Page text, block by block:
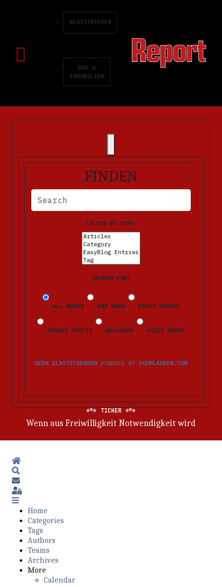
REGISTRIEREN
BAU &
IMMOBILIEN
FINDEN
BITTE FÜLLEN SIE DIE ERFORDERLICHEN FELDER AUS.
FILTER BY TYPE:
SEARCH FOR:
ALL WORDS ANY WORD EXACT PHRASE
PHRASE PREFIX WILDCARD FUZZY QUERY
GEEK ELASTICSEARCH POWERED BY JOOMLAGEEK.COM
TICKER
Wenn aus Freiwilligkeit Notwendigkeit wird
Home
Subscribe to blog
Sign In
Home
Categories
Tags
Authors
Teams
Archives
More
Calendar